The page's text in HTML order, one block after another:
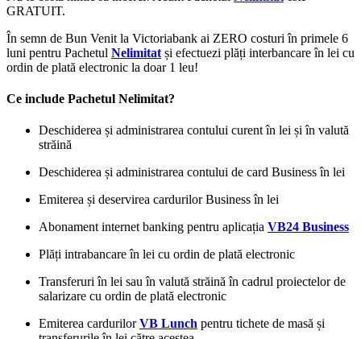
GRATUIT.
În semn de Bun Venit la Victoriabank ai ZERO costuri în primele 6
luni pentru Pachetul Nelimitat și efectuezi plăți interbancare în lei cu
ordin de plată electronic la doar 1 leu!
Ce include Pachetul Nelimitat?
Deschiderea și administrarea contului curent în lei și în valută
străină
Deschiderea și administrarea contului de card Business în lei
Emiterea și deservirea cardurilor Business în lei
Abonament internet banking pentru aplicația VB24 Business
Plăți intrabancare în lei cu ordin de plată electronic
Transferuri în lei sau în valută străină în cadrul proiectelor de
salarizare cu ordin de plată electronic
Emiterea cardurilorVB Lunch pentru tichete de masă și